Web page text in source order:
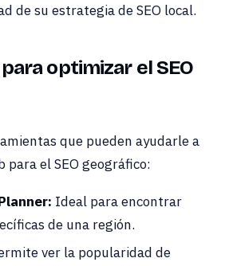
de su estrategia de SEO local.
optimizar el SEO
que pueden ayudarle a
el SEO geográfico:
Ideal para encontrar
de una región.
ver la popularidad de